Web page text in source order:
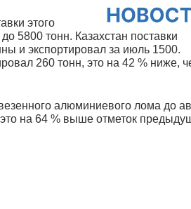
этого
5800 тонн. Казахстан поставки
и экспортировал за июль 1500.
260 тонн, это на 42 % ниже,
алюминиевого лома до
это на 64 % выше отметок